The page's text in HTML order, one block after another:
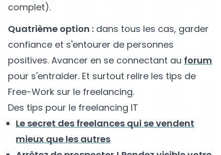
complet).
Quatrième option : dans tous les cas, garder
confiance et s'entourer de personnes
positives. Avancer en se connectant au forum
pour s'entraider. Et surtout relire les tips de
Free-Work sur le freelancing.
Des tips pour le freelancing IT
Le secret des freelances qui se vendent
mieux que les autres